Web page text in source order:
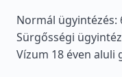
Normál ügyintézés:
Sürgősségi
Vízum 18 éven aluli